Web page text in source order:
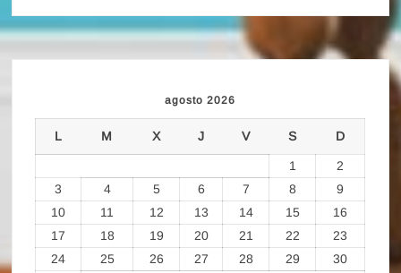
agosto 2026
L M X J V S D
1
2
3
4 5 6 7 8
9
10
11 12 13 14 15
16
17
18 19 20 21 22
23
24
25 26 27 28 29
30